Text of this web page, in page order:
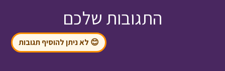
התגובות שלכם
😊 לא ניתן להוסיף תגובות